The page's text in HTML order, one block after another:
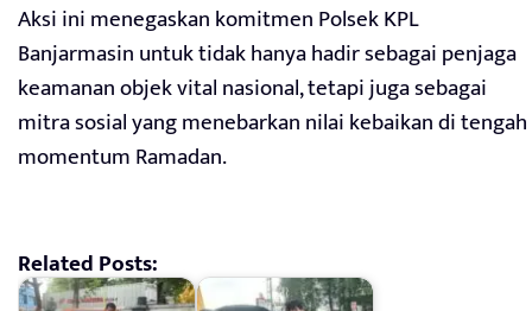
Aksi ini menegaskan komitmen Polsek KPL
Banjarmasin untuk tidak hanya hadir sebagai penjaga
keamanan objek vital nasional, tetapi juga sebagai
mitra sosial yang menebarkan nilai kebaikan di tengah
momentum Ramadan.
Related Posts: